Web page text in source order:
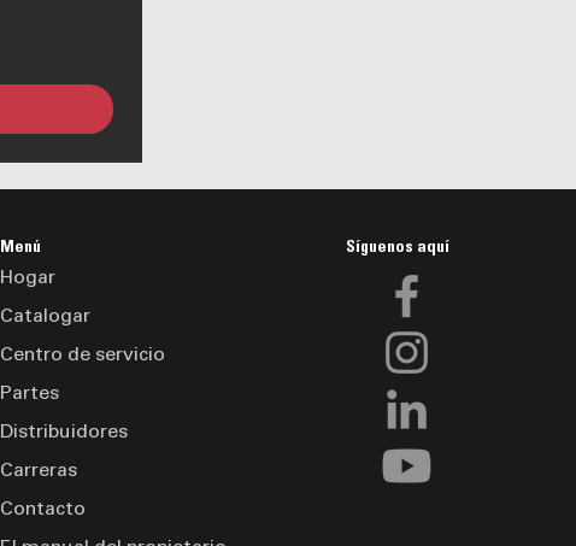
Menú
Hogar
Catalogar
Centro de servicio
Partes
Distribuidores
Carreras
Contacto
Síguenos aquí